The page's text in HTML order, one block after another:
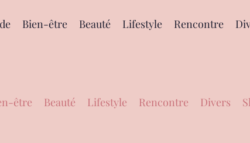
Bien-être Beauté Lifestyle Rencontre
être Beauté Lifestyle Rencontre Divers